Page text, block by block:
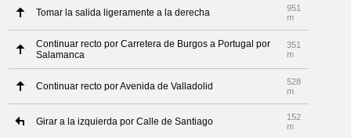
Tomar la salida ligeramente a la derecha
951
m
Continuar recto por Carretera de Burgos a Portugal por
Salamanca
351
m
Continuar recto por Avenida de Valladolid
528
m
Girar a la izquierda por Calle de Santiago
152
m